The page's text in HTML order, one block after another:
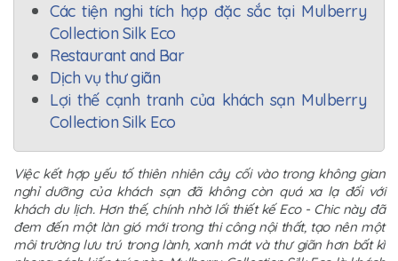
Các tiện nghi tích hợp đặc sắc tại Mulberry
Collection Silk Eco
Restaurant and Bar
Dịch vụ thư giãn
Lợi thế cạnh tranh của khách sạn Mulberry
Collection Silk Eco
Việc kết hợp yếu tố thiên nhiên cây cối vào trong không gian
nghỉ dưỡng của khách sạn đã không còn quá xa lạ đối với
khách du lịch. Hơn thế, chính nhờ lối thiết kế Eco - Chic này đã
đem đến một làn gió mới trong thi công nội thất, tạo nên một
môi trường lưu trú trong lành, xanh mát và thư giãn hơn bất kì